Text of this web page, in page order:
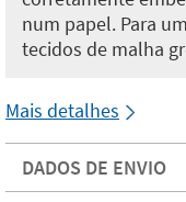
num papel. Para
tecidos de malha
Mais detalhes
DADOS DE ENVIO